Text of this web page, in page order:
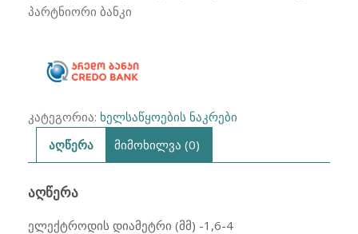
აპარატი
პარტნიორი ბანკი
კატეგორია: ხელსაწყოების ნაკრები
აღწერა
მიმოხილვა (0)
ᲐᲦᲬᲔᲠᲐ
ელექტროდის დიამეტრი (მმ) -1,6-4